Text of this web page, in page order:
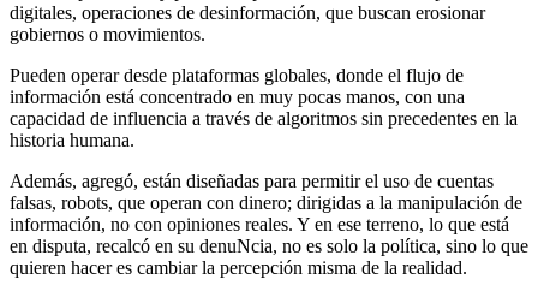
digitales, operaciones de desinformación, que buscan erosionar
gobiernos o movimientos.
Pueden operar desde plataformas globales, donde el flujo de
información está concentrado en muy pocas manos, con una
capacidad de influencia a través de algoritmos sin precedentes en la
historia humana.
Además, agregó, están diseñadas para permitir el uso de cuentas
falsas, robots, que operan con dinero; dirigidas a la manipulación de
información, no con opiniones reales. Y en ese terreno, lo que está
en disputa, recalcó en su denuNcia, no es solo la política, sino lo que
quieren hacer es cambiar la percepción misma de la realidad.